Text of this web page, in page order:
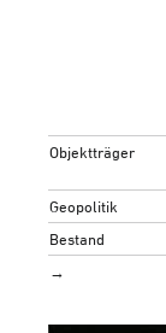
Objektträger
Geopolitik
Bestand
→